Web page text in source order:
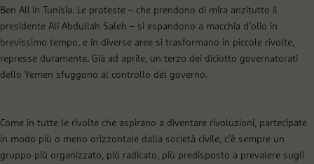
Ben Ali in Tunisia. Le proteste – che prendono di mira anzitutto il
presidente Ali Abdullah Saleh – si espandono a macchia d’olio in
brevissimo tempo, e in diverse aree si trasformano in piccole rivolte,
represse duramente. Già ad aprile, un terzo dei diciotto governatorati
dello Yemen sfuggono al controllo del governo.
Come in tutte le rivolte che aspirano a diventare rivoluzioni, partecipate
in modo più o meno orizzontale dalla società civile, c’è sempre un
gruppo più organizzato, più radicato, più predisposto a prevalere sugli